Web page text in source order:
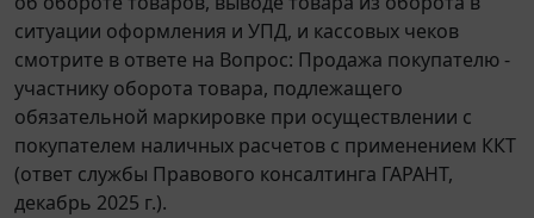
ситуации оформления и УПД, и кассовых чеков
смотрите в ответе на Вопрос: Продажа покупателю -
участнику оборота товара, подлежащего
обязательной маркировке при осуществлении с
покупателем наличных расчетов с применением ККТ
(ответ службы Правового консалтинга ГАРАНТ,
декабрь 2025 г.).